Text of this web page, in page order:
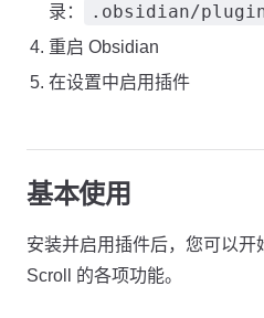
录：
.obsidian/
重启 Obsidian
在设置中启用插件
基本使用
安装并启用插件后，您可以
Scroll 的各项功能。